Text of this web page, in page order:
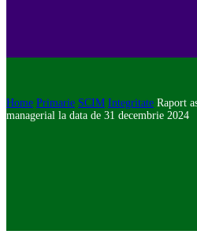
Home Primarie SCIM Integritate Raport
managerial la data de 31 decembrie 2024